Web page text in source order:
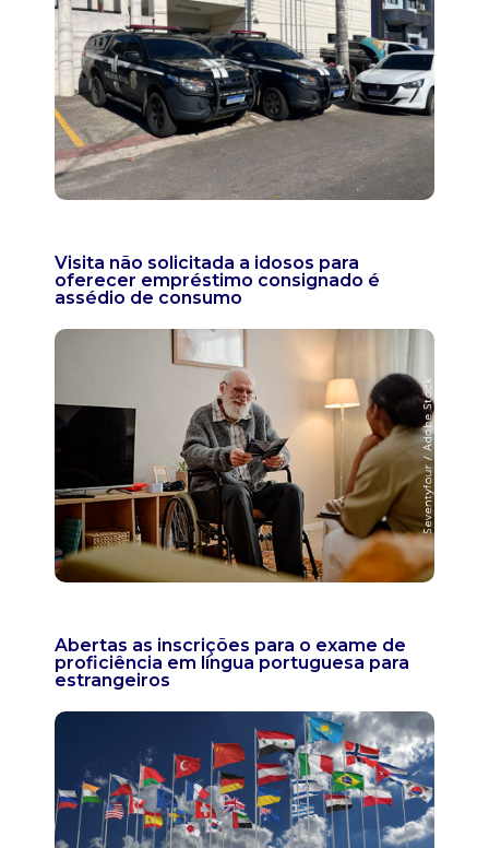
Visita não solicitada a idosos para
oferecer empréstimo consignado é
assédio de consumo
Abertas as inscrições para o exame de
proficiência em língua portuguesa para
estrangeiros